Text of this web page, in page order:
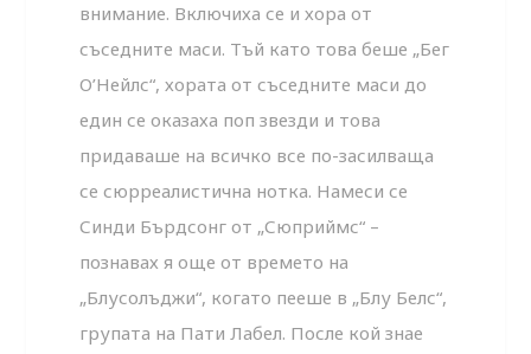
внимание. Включиха се и хора от
съседните маси. Тъй като това беше „Бег
О’Нейлс“, хората от съседните маси до
един се оказаха поп звезди и това
придаваше на всичко все по-засилваща
се сюрреалистична нотка. Намеси се
Синди Бърдсонг от „Сюприймс“ –
познавах я още от времето на
„Блусолъджи“, когато пееше в „Блу Белс“,
групата на Пати Лабел. После кой знае